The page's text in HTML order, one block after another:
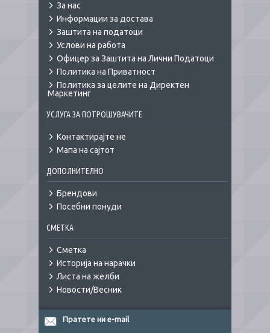
За нас
Информации за достава
Заштита на податоци
Услови на работа
Офицер за Заштита на Лични Податоци
Политика на Приватност
Политика за целите на Директен
Маркетинг
УСЛУГА ЗА ПОТРОШУВАЧИТЕ
Контактирајте не
Мапа на сајтот
ДОПОЛНИТЕЛНО
Брендови
Посебни понуди
СМЕТКА
Сметка
Историја на нарачки
Листа на желби
Новости/Весник
Пратете ни e-mail